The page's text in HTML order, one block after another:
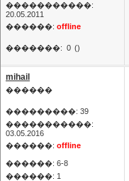
�����������:
20.05.2011
������: offline
�������: 0 ()
mihail
������
���������: 39
�����������:
03.05.2016
������: offline
������: 6-8
������: 1